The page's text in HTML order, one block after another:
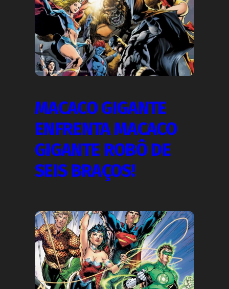
MACACO GIGANTE
ENFRENTA MACACO
GIGANTE ROBÔ DE
SEIS BRAÇOS!